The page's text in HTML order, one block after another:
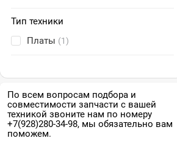
Тип техники
Платы (1)
По всем вопросам подбора и
совместимости запчасти с вашей
техникой звоните нам по номеру
+7(928)280-34-98, мы обязательно вам
поможем.